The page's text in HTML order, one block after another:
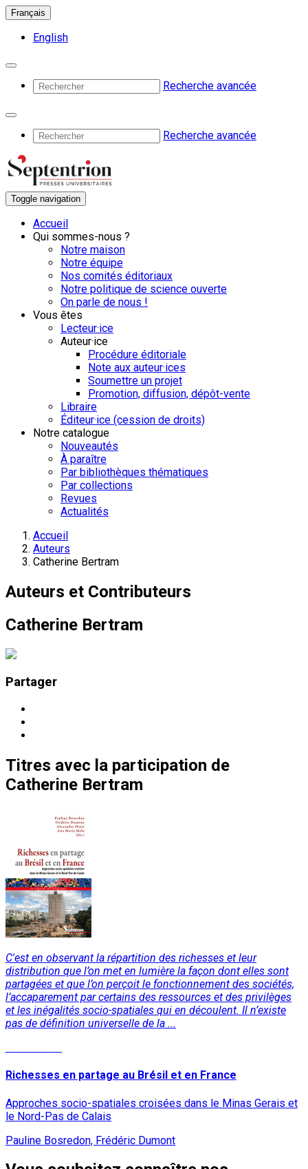
Français
English
Recherche avancée
Recherche avancée
Toggle navigation
Accueil
Qui sommes-nous ?
Notre maison
Notre équipe
Nos comités éditoriaux
Notre politique de science ouverte
On parle de nous !
Vous êtes
Lecteur·ice
Auteur·ice
Procédure éditoriale
Note aux auteur·ices
Soumettre un projet
Promotion, diffusion, dépôt-vente
Libraire
Éditeur·ice (cession de droits)
Notre catalogue
Nouveautés
À paraître
Par bibliothèques thématiques
Par collections
Revues
Actualités
Accueil
Auteurs
Catherine Bertram
Auteurs et Contributeurs
Catherine Bertram
Partager
Titres avec la participation de
Catherine Bertram
C'est en observant la répartition des richesses et leur
distribution que l’on met en lumière la façon dont elles sont
partagées et que l’on perçoit le fonctionnement des sociétés,
l’accaparement par certains des ressources et des privilèges
et les inégalités socio-spatiales qui en découlent. Il n’existe
pas de définition universelle de la ...
Richesses en partage au Brésil et en France
Approches socio-spatiales croisées dans le Minas Gerais et
le Nord-Pas de Calais
Pauline Bosredon, Frédéric Dumont